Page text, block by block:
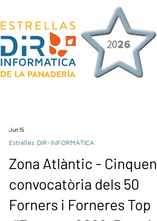
Estrelles DIR-INFORMÀTICA
Zona Atlàntic - Cinquena